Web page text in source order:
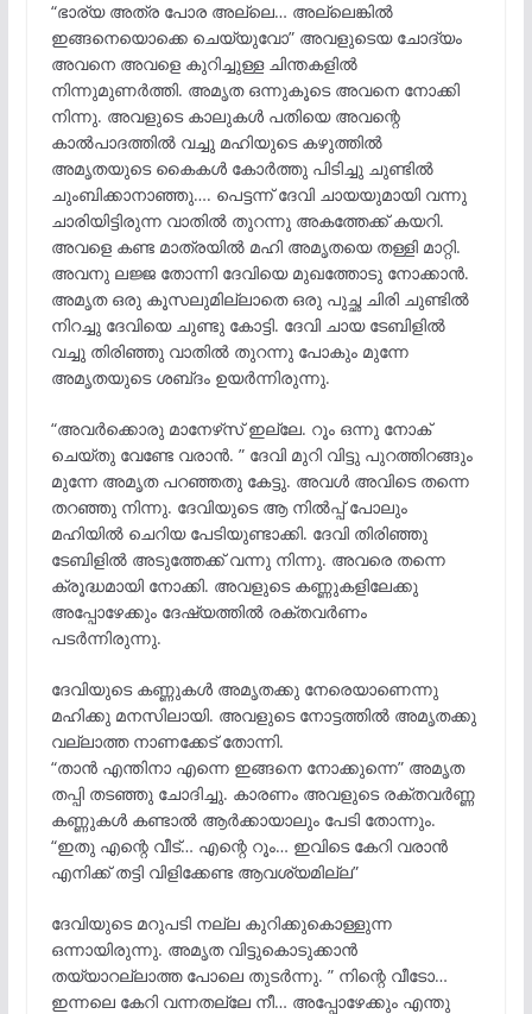
“ഭാര്യ അത്ര പോര അല്ലെ… അല്ലെങ്കിൽ
ഇങ്ങനെയൊക്കെ ചെയ്യുവോ” അവളുടെയ ചോദ്യം
അവനെ അവളെ കുറിച്ചുള്ള ചിന്തകളിൽ
നിന്നുമുണർത്തി. അമൃത ഒന്നുകൂടെ അവനെ നോക്കി
നിന്നു. അവളുടെ കാലുകൾ പതിയെ അവന്റെ
കാൽപാദത്തിൽ വച്ചു മഹിയുടെ കഴുത്തിൽ
അമൃതയുടെ കൈകൾ കോർത്തു പിടിച്ചു ചുണ്ടിൽ
ചുംബിക്കാനാഞ്ഞു…. പെട്ടന്ന് ദേവി ചായയുമായി വന്നു
ചാരിയിട്ടിരുന്ന വാതിൽ തുറന്നു അകത്തേക്ക് കയറി.
അവളെ കണ്ട മാത്രയിൽ മഹി അമൃതയെ തള്ളി മാറ്റി.
അവനു ലജ്ജ തോന്നി ദേവിയെ മുഖത്തോടു നോക്കാൻ.
അമൃത ഒരു കൂസലുമില്ലാതെ ഒരു പുച്ഛ ചിരി ചുണ്ടിൽ
നിറച്ചു ദേവിയെ ചുണ്ടു കോട്ടി. ദേവി ചായ ടേബിളിൽ
വച്ചു തിരിഞ്ഞു വാതിൽ തുറന്നു പോകും മുന്നേ
അമൃതയുടെ ശബ്‌ദം ഉയർന്നിരുന്നു.
“അവർക്കൊരു മാനേഴ്‌സ് ഇല്ലേ. റൂം ഒന്നു നോക്
ചെയ്തു വേണ്ടേ വരാൻ. ” ദേവി മുറി വിട്ടു പുറത്തിറങ്ങും
മുന്നേ അമൃത പറഞ്ഞതു കേട്ടു. അവൾ അവിടെ തന്നെ
തറഞ്ഞു നിന്നു. ദേവിയുടെ ആ നിൽപ്പ് പോലും
മഹിയിൽ ചെറിയ പേടിയുണ്ടാക്കി. ദേവി തിരിഞ്ഞു
ടേബിളിൽ അടുത്തേക്ക് വന്നു നിന്നു. അവരെ തന്നെ
ക്രൂദ്ധമായി നോക്കി. അവളുടെ കണ്ണുകളിലേക്കു
അപ്പോഴേക്കും ദേഷ്യത്തിൽ രക്തവർണം
പടർന്നിരുന്നു.
ദേവിയുടെ കണ്ണുകൾ അമൃതക്കു നേരെയാണെന്നു
മഹിക്കു മനസിലായി. അവളുടെ നോട്ടത്തിൽ അമൃതക്കു
വല്ലാത്ത നാണക്കേട് തോന്നി.
“താൻ എന്തിനാ എന്നെ ഇങ്ങനെ നോക്കുന്നെ” അമൃത
തപ്പി തടഞ്ഞു ചോദിച്ചു. കാരണം അവളുടെ രക്തവർണ്ണ
കണ്ണുകൾ കണ്ടാൽ ആർക്കായാലും പേടി തോന്നും.
“ഇതു എന്റെ വീട്… എന്റെ റൂം… ഇവിടെ കേറി വരാൻ
എനിക്ക് തട്ടി വിളിക്കേണ്ട ആവശ്യമില്ല”
ദേവിയുടെ മറുപടി നല്ല കുറിക്കുകൊള്ളുന്ന
ഒന്നായിരുന്നു. അമൃത വിട്ടുകൊടുക്കാൻ
തയ്യാറല്ലാത്ത പോലെ തുടർന്നു. ” നിന്റെ വീടോ…
ഇന്നലെ കേറി വന്നതല്ലേ നീ… അപ്പോഴേക്കും എന്തു